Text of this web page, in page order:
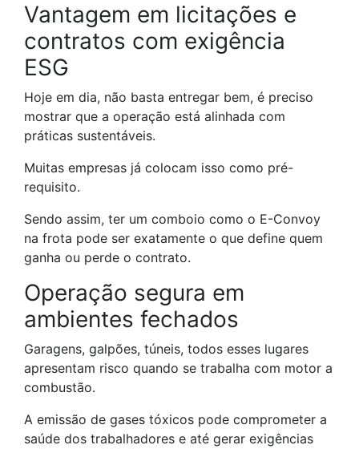
Vantagem em licitações e
contratos com exigência
ESG
Hoje em dia, não basta entregar bem, é preciso
mostrar que a operação está alinhada com
práticas sustentáveis.
Muitas empresas já colocam isso como pré-
requisito.
Sendo assim, ter um comboio como o E-Convoy
na frota pode ser exatamente o que define quem
ganha ou perde o contrato.
Operação segura em
ambientes fechados
Garagens, galpões, túneis, todos esses lugares
apresentam risco quando se trabalha com motor a
combustão.
A emissão de gases tóxicos pode comprometer a
saúde dos trabalhadores e até gerar exigências